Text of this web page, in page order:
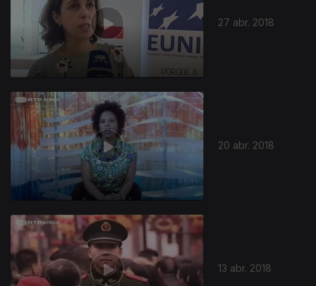
27 abr. 2018
20 abr. 2018
13 abr. 2018